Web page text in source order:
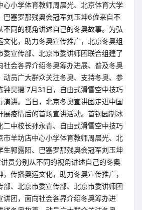
心小学体育教师周晨光、北京体育大学
巴塞罗那残奥会冠军刘玉坤6位来自不
不同的视角讲述自己的冬奥故事。为弘
文化，助力冬奥宣传推广，北京冬奥组
委宣传部、北京市委讲师团联合组建了
社会各界介绍冬奥筹办进展、普及冬奥
动员广大群众关注冬奥、支持冬奥、参
钟昊摄 7月31日，自由式滑雪空中技巧
演讲。当日，北京冬奥宣讲团走进中国
展疫情后的首场宣讲活动。首钢园制冰
二中校长孙永青、自由式滑雪空中技巧
市羊坊店中心小学体育教师周晨光、北
生郭露阳、巴塞罗那残奥会冠军刘玉坤
员分别从不同的视角讲述自己的冬奥
传播奥运文化，助力冬奥宣传推广，
部、北京市委宣传部、北京市委讲师团
讲团，面向社会各界介绍冬奥筹办进